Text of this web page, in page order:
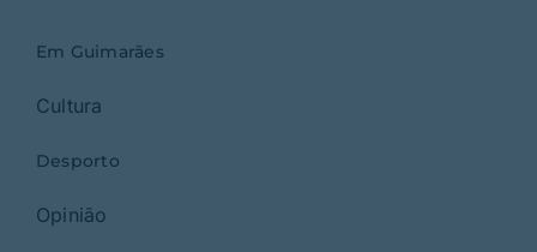
Em Guimarães
Cultura
Desporto
Opinião